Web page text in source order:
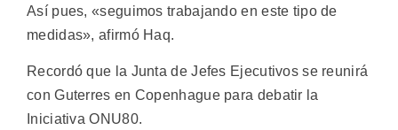
Así pues, «seguimos trabajando en este tipo de
medidas», afirmó Haq.
Recordó que la Junta de Jefes Ejecutivos se reunirá
con Guterres en Copenhague para debatir la
Iniciativa ONU80.